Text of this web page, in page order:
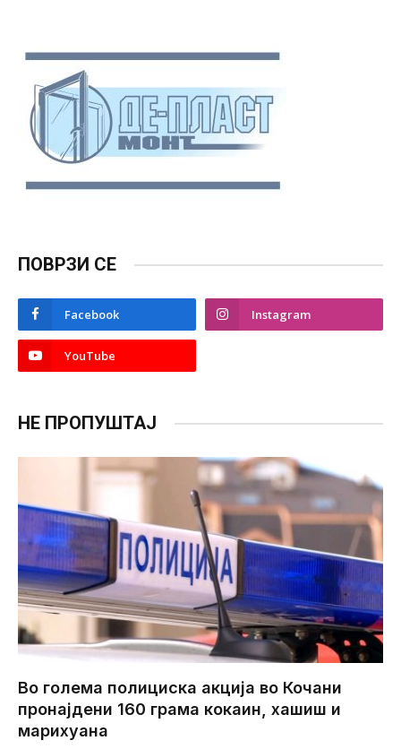
ПОВРЗИ СЕ
Facebook Instagram
YouTube
НЕ ПРОПУШТАЈ
Во голема полициска акција во Кочани
пронајдени 160 грама кокаин, хашиш и
марихуана